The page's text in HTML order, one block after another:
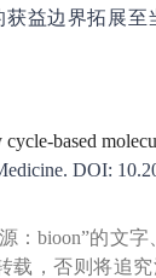
益边界拓展
based
DOI:
：bioon”的文
载，否则将追